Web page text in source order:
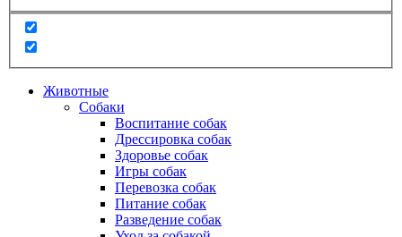
Животные
Собаки
Воспитание собак
Дрессировка собак
Здоровье собак
Игры собак
Перевозка собак
Питание собак
Разведение собак